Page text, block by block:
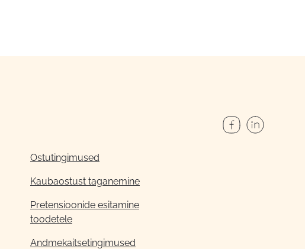
Ostutingimused
Kaubaostust taganemine
Pretensioonide esitamine
toodetele
Andmekaitsetingimused